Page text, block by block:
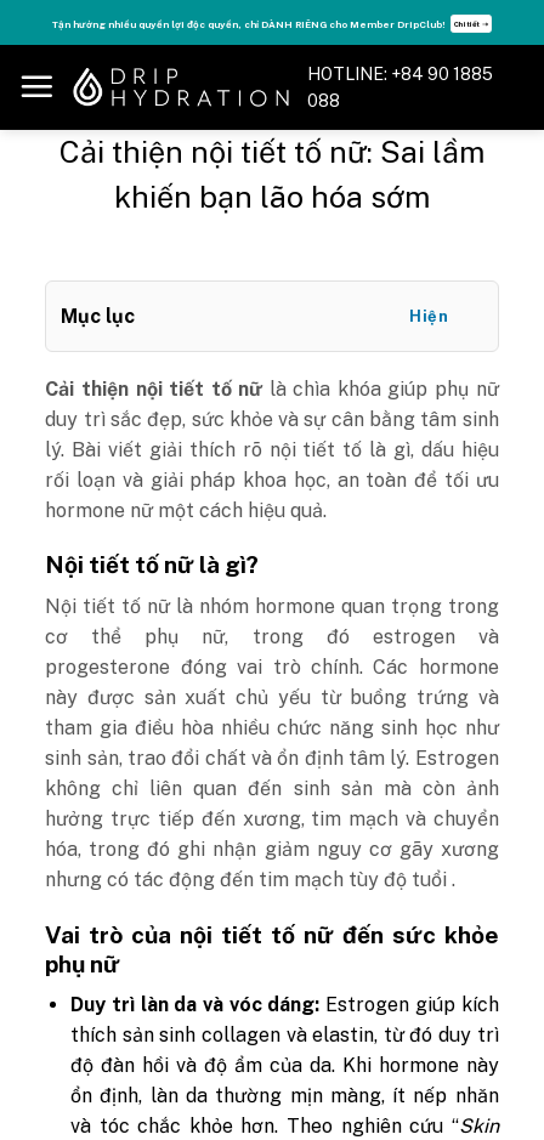
to
content
Tận hưởng nhiều quyền lợi độc quyền, chỉ DÀNH RIÊNG cho Member DripClub! Chi tiết ➝
HOTLINE: +84 90 1885
088
Cải thiện nội tiết tố nữ: Sai lầm
khiến bạn lão hóa sớm
Mục lục Hiện
Cải thiện nội tiết tố nữlà chìa khóa giúp phụ nữ
duy trì sắc đẹp, sức khỏe và sự cân bằng tâm sinh
lý. Bài viết giải thích rõ nội tiết tố là gì, dấu hiệu
rối loạn và giải pháp khoa học, an toàn để tối ưu
hormone nữ một cách hiệu quả.
Nội tiết tố nữ là gì?
Nội tiết tố nữ là nhóm hormone quan trọng trong
cơ thể phụ nữ, trong đó estrogen và
progesterone đóng vai trò chính. Các hormone
này được sản xuất chủ yếu từ buồng trứng và
tham gia điều hòa nhiều chức năng sinh học như
sinh sản, trao đổi chất và ổn định tâm lý. Estrogen
không chỉ liên quan đến sinh sản mà còn ảnh
hưởng trực tiếp đến xương, tim mạch và chuyển
hóa, trong đó ghi nhận giảm nguy cơ gãy xương
nhưng có tác động đến tim mạch tùy độ tuổi .
Vai trò của nội tiết tố nữ đến sức khỏe
phụ nữ
Duy trì làn da và vóc dáng: Estrogen giúp kích
thích sản sinh collagen và elastin, từ đó duy trì
độ đàn hồi và độ ẩm của da. Khi hormone này
ổn định, làn da thường mịn màng, ít nếp nhăn
và tóc chắc khỏe hơn. Theo nghiên cứu “Skin